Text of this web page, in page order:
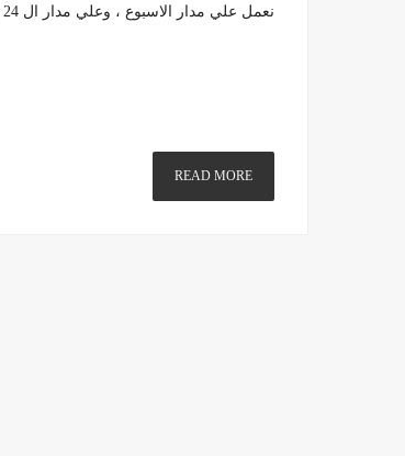
نعمل علي مدار الاسبوع ، وعلي مدار ال 24 ساعه لتقديم افضل الخدمات وتوفير كل احتياجات عملائنا بكل راحة وسهولة .
READ MORE